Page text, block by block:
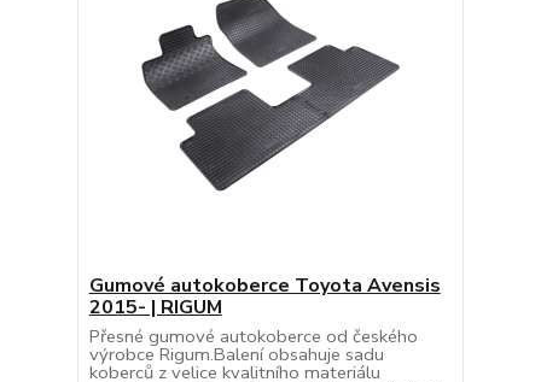
Gumové autokoberce Toyota Avensis
2015- | RIGUM
Přesné gumové autokoberce od českého
výrobce Rigum.Balení obsahuje sadu
koberců z velice kvalitního materiálu